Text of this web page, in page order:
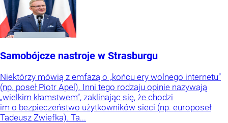
Samobójcze nastroje w Strasburgu
Niektórzy mówią z emfazą o „końcu ery wolnego internetu”
(np. poseł Piotr Apel). Inni tego rodzaju opinie nazywają
„wielkim kłamstwem”, zaklinając się, że chodzi
im o bezpieczeństwo użytkowników sieci (np. europoseł
Tadeusz Zwiefka). Ta...